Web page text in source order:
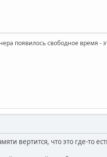
появилось свободное время -
вертится, что это где-то